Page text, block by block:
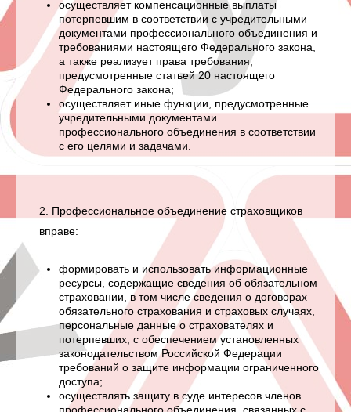
осуществляет компенсационные выплаты
потерпевшим в соответствии с учредительными
документами профессионального объединения и
требованиями настоящего Федерального закона,
а также реализует права требования,
предусмотренные статьей 20 настоящего
Федерального закона;
осуществляет иные функции, предусмотренные
учредительными документами
профессионального объединения в соответствии
с его целями и задачами.
2. Профессиональное объединение страховщиков
вправе:
формировать и использовать информационные
ресурсы, содержащие сведения об обязательном
страховании, в том числе сведения о договорах
обязательного страхования и страховых случаях,
персональные данные о страхователях и
потерпевших, с обеспечением установленных
законодательством Российской Федерации
требований о защите информации ограниченного
доступа;
осуществлять защиту в суде интересов членов